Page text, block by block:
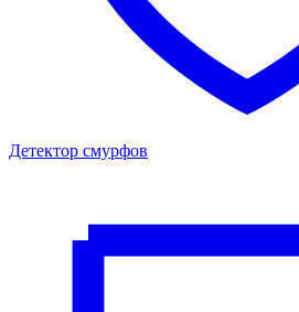
Детектор смурфов